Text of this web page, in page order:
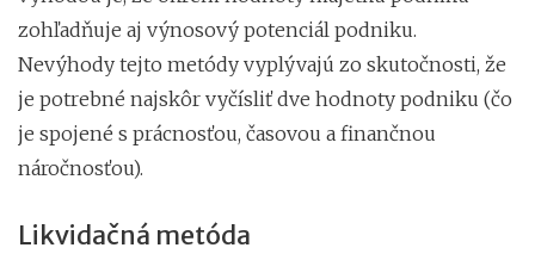
zohľadňuje aj výnosový potenciál podniku.
Nevýhody tejto metódy vyplývajú zo skutočnosti, že
je potrebné najskôr vyčísliť dve hodnoty podniku (čo
je spojené s prácnosťou, časovou a finančnou
náročnosťou).
Likvidačná metóda